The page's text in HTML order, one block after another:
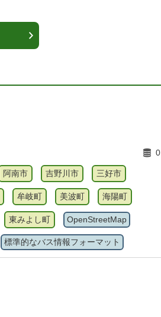
0
阿南市 吉野川市 三好市
牟岐町 美波町 海陽町
東みよし町 OpenStreetMap
標準的なバス情報フォーマット